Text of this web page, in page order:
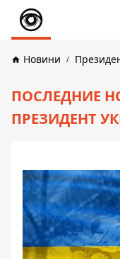
Новини
ПОСЛЕДНИЕ
ПРЕЗИДЕНТ